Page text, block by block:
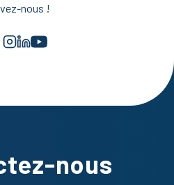
nous !
Instagram
LinkedInYouTube
nous